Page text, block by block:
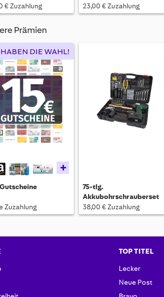
€ Zuzahlung
23,00 € Zuzahlung
Prämien
DIE WAHL!
+
Zuzahlung
75-tlg.
Akkubohrschrauberset
38,00 € Zuzahlung
TOP TITEL
Lecker
Neue Post